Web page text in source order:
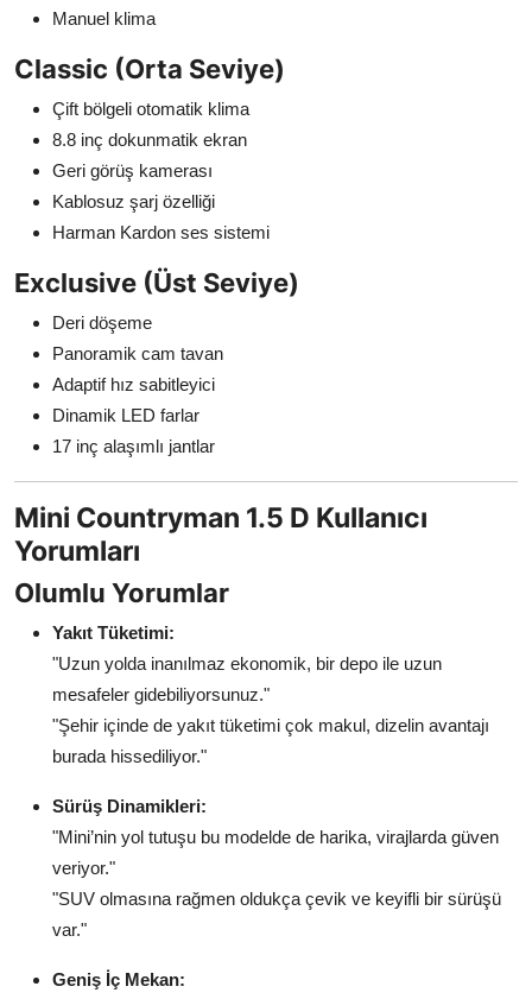
Manuel klima
Classic (Orta Seviye)
Çift bölgeli otomatik klima
8.8 inç dokunmatik ekran
Geri görüş kamerası
Kablosuz şarj özelliği
Harman Kardon ses sistemi
Exclusive (Üst Seviye)
Deri döşeme
Panoramik cam tavan
Adaptif hız sabitleyici
Dinamik LED farlar
17 inç alaşımlı jantlar
Mini Countryman 1.5 D Kullanıcı
Yorumları
Olumlu Yorumlar
Yakıt Tüketimi:
"Uzun yolda inanılmaz ekonomik, bir depo ile uzun
mesafeler gidebiliyorsunuz."
"Şehir içinde de yakıt tüketimi çok makul, dizelin avantajı
burada hissediliyor."
Sürüş Dinamikleri:
"Mini’nin yol tutuşu bu modelde de harika, virajlarda güven
veriyor."
"SUV olmasına rağmen oldukça çevik ve keyifli bir sürüşü
var."
Geniş İç Mekan: